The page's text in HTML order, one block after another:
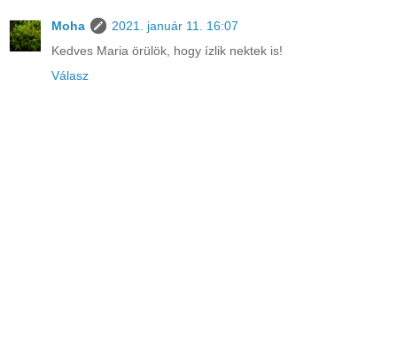
Moha
2021. január 11. 16:07
Kedves Maria örülök, hogy ízlik nektek is!
Válasz